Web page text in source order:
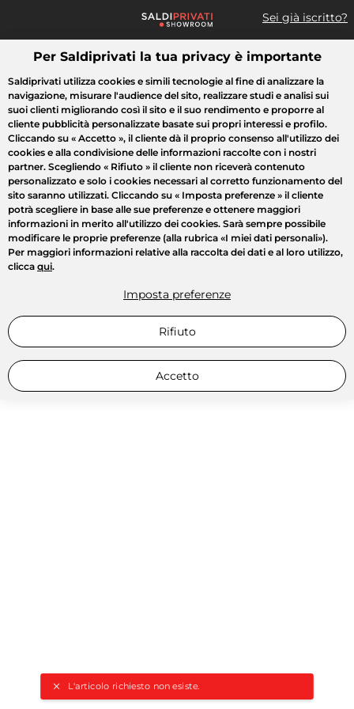
Sei già iscritto?
Cosa cerchi?
L'articolo richiesto non esiste.
Tutte le vendite Moda Casa Bellezza Elettrodomestici
Per Saldiprivati la tua privacy è importante
Saldiprivati utilizza cookies e simili tecnologie al fine di analizzare la
navigazione, misurare l'audience del sito, realizzare studi e analisi sui
suoi clienti migliorando così il sito e il suo rendimento e proporre al
cliente pubblicità personalizzate basate sui propri interessi e profilo.
Cliccando su « Accetto », il cliente dà il proprio consenso all'utilizzo dei
cookies e alla condivisione delle informazioni raccolte con i nostri
partner. Scegliendo « Rifiuto » il cliente non riceverà contenuto
personalizzato e solo i cookies necessari al corretto funzionamento del
sito saranno utilizzati. Cliccando su « Imposta preferenze » il cliente
potrà scegliere in base alle sue preferenze e ottenere maggiori
informazioni in merito all'utilizzo dei cookies. Sarà sempre possibile
modificare le proprie preferenze (alla rubrica «I miei dati personali»).
Per maggiori informazioni relative alla raccolta dei dati e al loro utilizzo,
clicca qui.
Imposta preferenze
Rifiuto
Accetto